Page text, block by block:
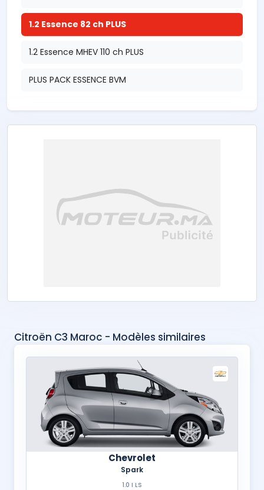
1.2 Essence 82 ch PLUS
1.2 Essence MHEV 110 ch PLUS
PLUS PACK ESSENCE BVM
Citroën C3 Maroc - Modèles similaires
Chevrolet
Spark
1.0 I LS